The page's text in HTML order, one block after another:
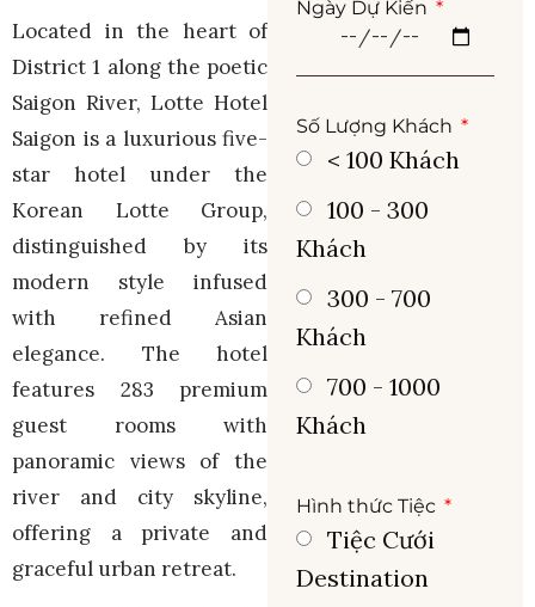
Located in the heart of
District 1 along the poetic
Saigon River, Lotte Hotel
Saigon is a luxurious five-
star hotel under the
Korean Lotte Group,
distinguished by its
modern style infused
with refined Asian
elegance. The hotel
features 283 premium
guest rooms with
panoramic views of the
river and city skyline,
offering a private and
graceful urban retreat.
Ngày Dự Kiến
Số Lượng Khách
< 100 Khách
100 - 300
Khách
300 - 700
Khách
700 - 1000
Khách
Hình thức Tiệc
Tiệc Cưới
Destination